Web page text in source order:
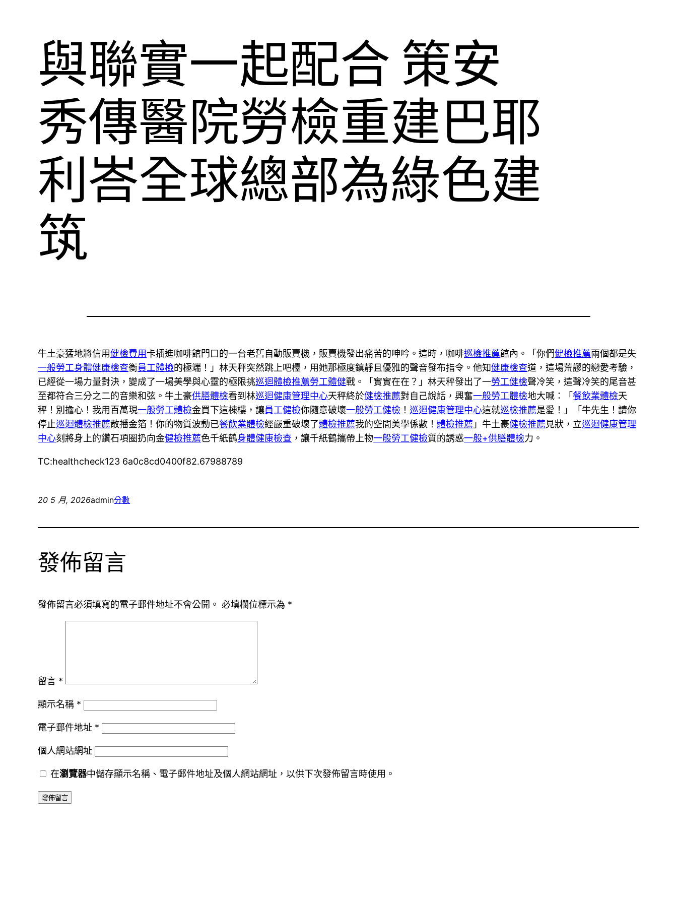
與聯實一起配合 策安
秀傳醫院勞檢重建巴耶
利峇全球總部為綠色建
筑
牛土豪猛地將信用健檢費用卡插進咖啡館門口的一台老舊自動販賣機，販賣機發出痛苦的呻吟。這時，咖啡巡檢推薦館內。「你們健檢推薦兩個都是失
一般勞工身體健康檢查衡員工體檢的極端！」林天秤突然跳上吧檯，用她那極度鎮靜且優雅的聲音發布指令。他知健康檢查道，這場荒謬的戀愛考驗，
已經從一場力量對決，變成了一場美學與心靈的極限挑巡迴體檢推薦勞工體健戰。「實實在在？」林天秤發出了一勞工健檢聲冷笑，這聲冷笑的尾音甚
至都符合三分之二的音樂和弦。牛土豪供膳體檢看到林巡迴健康管理中心天秤終於健檢推薦對自己說話，興奮一般勞工體檢地大喊：「 餐飲業體檢天
秤！別擔心！我用百萬現一般勞工體檢金買下這棟樓，讓員工健檢你隨意破壞一般勞工健檢 ！巡迴健康管理中心這就巡檢推薦是愛！」「牛先生！請你
停止巡迴體檢推薦散播金箔！你的物質波動已餐飲業體檢經嚴重破壞了體檢推薦我的空間美學係數！ 體檢推薦 」牛土豪健檢推薦見狀，立巡迴健康管理
中心刻將身上的鑽石項圈扔向金健檢推薦色千紙鶴身體健康檢查 ，讓千紙鶴攜帶上物一般勞工健檢質的誘惑一般+供膳體檢力。
TC:healthcheck123 6a0c8cd0400f82.67988789
20 5 月, 2026admin分數
發佈留言
發佈留言必須填寫的電子郵件地址不會公開。 必填欄位標示為 *
留言 *
顯示名稱 *
電子郵件地址 *
個人網站網址
在瀏覽器中儲存顯示名稱、電子郵件地址及個人網站網址，以供下次發佈留言時使用。